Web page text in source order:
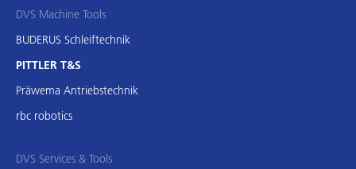
DVS Machine Tools
BUDERUS Schleiftechnik
PITTLER T&S
Präwema Antriebstechnik
rbc robotics
DVS Services & Tools